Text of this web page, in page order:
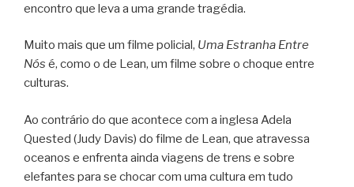
encontro que leva a uma grande tragédia.
Muito mais que um filme policial, Uma Estranha Entre
Nós é, como o de Lean, um filme sobre o choque entre
culturas.
Ao contrário do que acontece com a inglesa Adela
Quested (Judy Davis) do filme de Lean, que atravessa
oceanos e enfrenta ainda viagens de trens e sobre
elefantes para se chocar com uma cultura em tudo